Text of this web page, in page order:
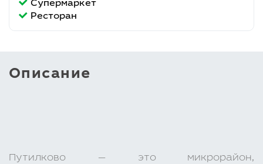
Супермаркет
Ресторан
Описание
Путилково — это микрорайон,